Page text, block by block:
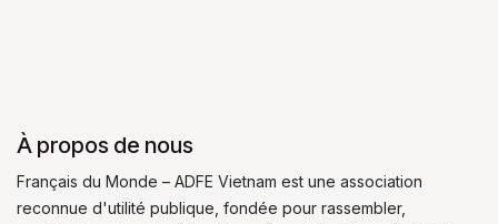
À propos de nous
Français du Monde – ADFE Vietnam est une association
reconnue d'utilité publique, fondée pour rassembler,